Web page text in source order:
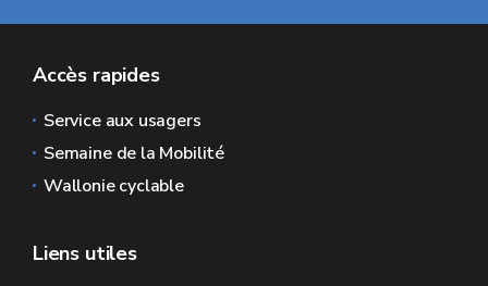
Accès rapides
Service aux usagers
Semaine de la Mobilité
Wallonie cyclable
Liens utiles